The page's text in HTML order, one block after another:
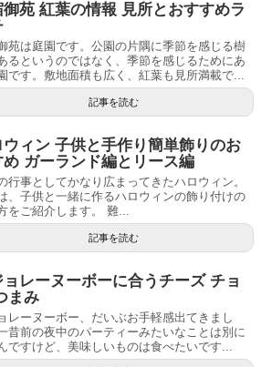
御苑 紅葉の情報 見所とおすすめラ
苑は庭園です。公園の片隅に季節を感じる樹
るというのではなく、季節を感じるためにあ
です。敷地面積も広く、紅葉も見所満載で...
記事を読む
ウィン 子供と手作り簡単飾りのお
め ガーランド編とリース編
行事としてかなり広まってきたハロウィン。
、子供と一緒に作るハロウィンの飾り付けの
をご紹介します。 難...
記事を読む
ョレーヌーボーに合うチーズ チョ
まみ
レーヌーボー、だいぶお手軽感出てきまし
昔前の夜中のパーティーみたいなことは別に
ですけど、美味しいものは食べたいです...